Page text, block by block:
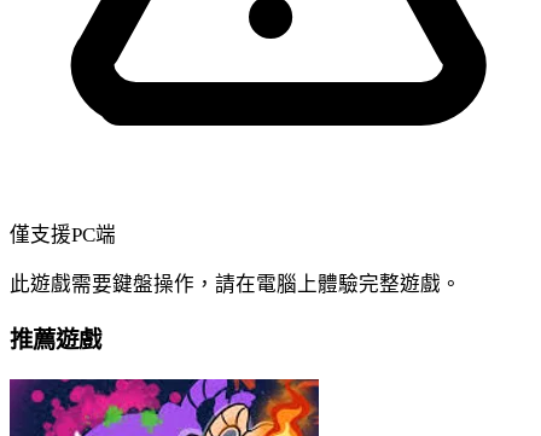
僅支援PC端
此遊戲需要鍵盤操作，請在電腦上體驗完整遊戲。
推薦遊戲